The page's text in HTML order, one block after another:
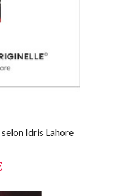
Idris Lahore